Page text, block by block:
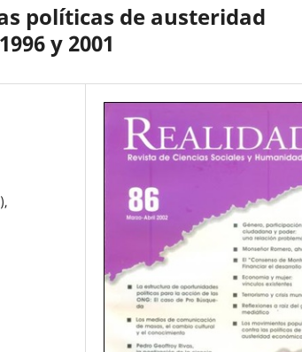
políticas de austeridad
y 2001